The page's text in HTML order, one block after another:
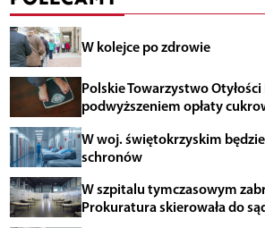
W kolejce po zdrowie
Polskie Towarzystwo Otyłości
podwyższeniem opłaty
W woj. świętokrzyskim
schronów
W szpitalu tymczasowym
Prokuratura skierowała do